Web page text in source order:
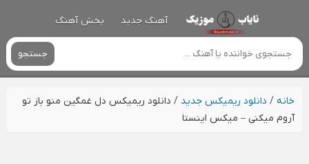
آهنگ جدید پخش آهنگ
جستجو
خانه/ دانلود ریمیکس جدید / دانلود ریمیکس دل غمگین منو باز تو
آروم میکنی – میکس اینستا